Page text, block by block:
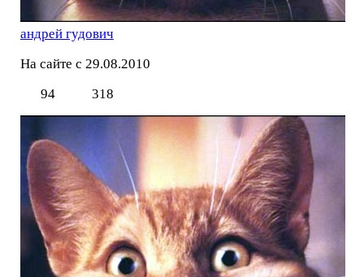
андрей гудович
На сайте с 29.08.2010
94
318